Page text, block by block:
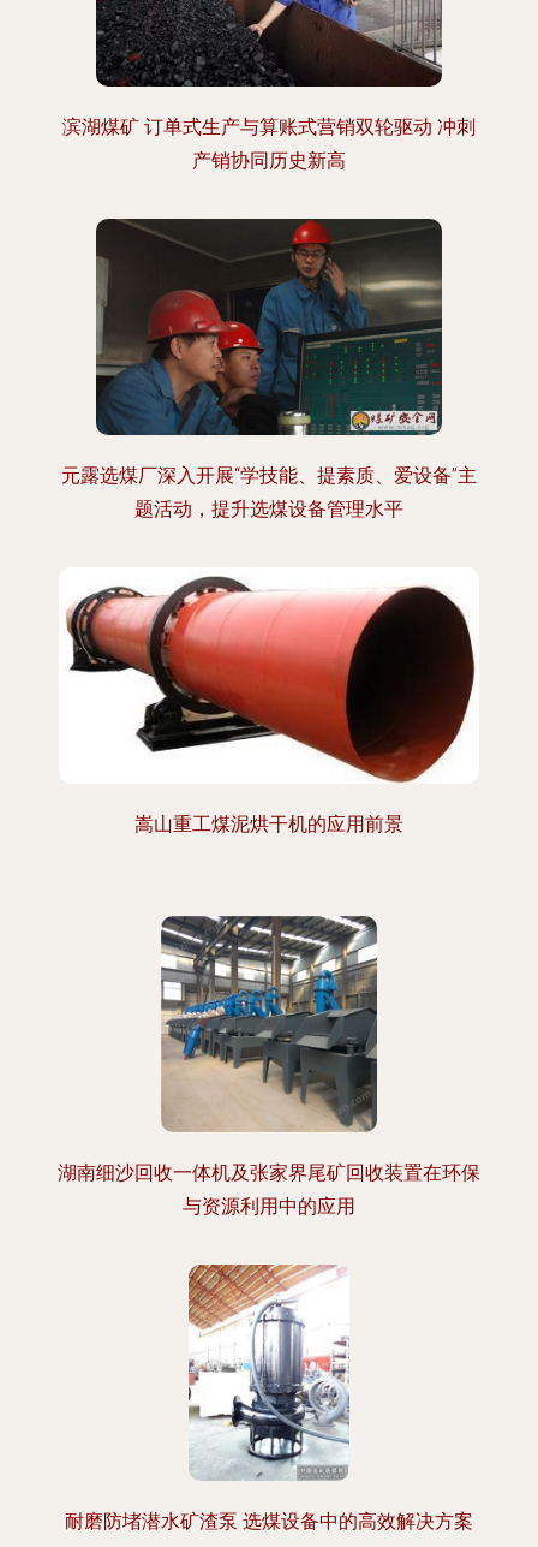
滨湖煤矿 订单式生产与算账式营销双轮驱动 冲刺
产销协同历史新高
元露选煤厂深入开展“学技能、提素质、爱设备”主
题活动，提升选煤设备管理水平
嵩山重工煤泥烘干机的应用前景
湖南细沙回收一体机及张家界尾矿回收装置在环保
与资源利用中的应用
耐磨防堵潜水矿渣泵 选煤设备中的高效解决方案